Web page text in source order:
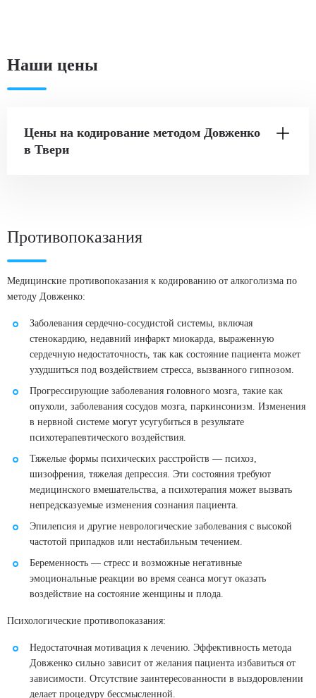
Наши цены
Цены на кодирование методом Довженко
в Твери
от5 000₽
Терапия гипнозом
Стоимость услуги
4 000 ₽
ЗАКАЗАТЬ ЗВОНОК
Стоимость услуги
5 000₽
Противопоказания
Медицинские противопоказания к кодированию от алкоголизма по
методу Довженко:
Заболевания сердечно-сосудистой системы, включая
стенокардию, недавний инфаркт миокарда, выраженную
сердечную недостаточность, так как состояние пациента может
ухудшиться под воздействием стресса, вызванного гипнозом.
Прогрессирующие заболевания головного мозга, такие как
опухоли, заболевания сосудов мозга, паркинсонизм. Изменения
в нервной системе могут усугубиться в результате
психотерапевтического воздействия.
Тяжелые формы психических расстройств — психоз,
шизофрения, тяжелая депрессия. Эти состояния требуют
медицинского вмешательства, а психотерапия может вызвать
непредсказуемые изменения сознания пациента.
Эпилепсия и другие неврологические заболевания с высокой
частотой припадков или нестабильным течением.
Беременность — стресс и возможные негативные
эмоциональные реакции во время сеанса могут оказать
воздействие на состояние женщины и плода.
Психологические противопоказания:
Недостаточная мотивация к лечению. Эффективность метода
Довженко сильно зависит от желания пациента избавиться от
зависимости. Отсутствие заинтересованности в выздоровлении
делает процедуру бессмысленной.